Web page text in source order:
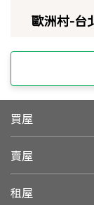
歐洲村-台
買屋
賣屋
租屋